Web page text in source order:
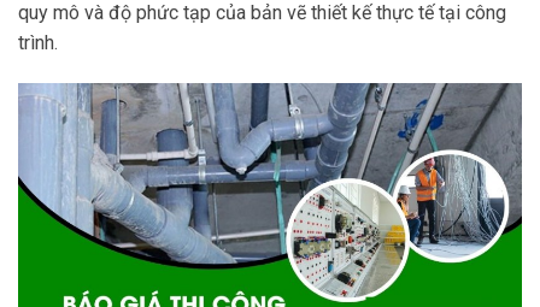
quy mô và độ phức tạp của bản vẽ thiết kế thực tế tại công
trình.